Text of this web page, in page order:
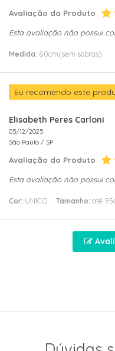
Avaliação do Produto
Esta avaliação não possui
Medida: 80cm(sem sobras)
Eu recomendo este
Elisabeth Peres Carloni
05/12/2025
São Paulo / SP
Avaliação do Produto
Esta avaliação não possui
Cor: UNICO Tamanho: até